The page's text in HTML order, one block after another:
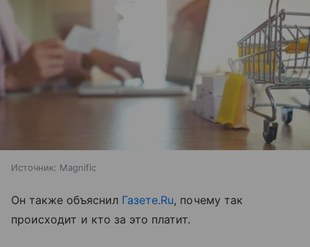
Источник: Magnific
Он также объяснил Газете.Ru, почему так
происходит и кто за это платит.